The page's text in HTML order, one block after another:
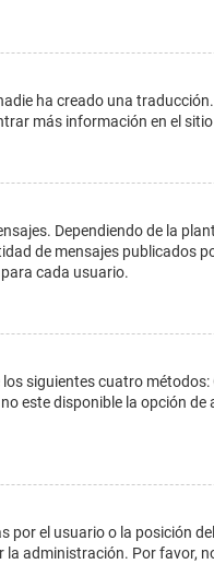
ha creado una
más información en el
Dependiendo de la
de mensajes publicados
cada usuario.
siguientes cuatro
este disponible la opción
el usuario o la posición
administración. Por favor,